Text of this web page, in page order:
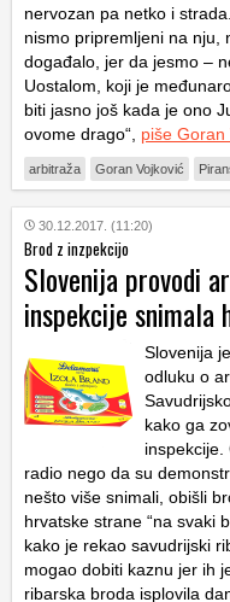
nervozan pa netko i
nismo pripremljeni na nju,
događalo, jer da jesmo –
Uostalom, koji je
biti jasno još kada je ono
ovome drago“, piše Goran
arbitraža Goran Vojković
30.12.2017. (11:20)
Brod z inzpekcijo
Slovenija provodi
inspekcije snimala
Slovenija
odluku o
kako ga
inspekcije.
radio nego da su
nešto više snimali, obišli
hrvatske strane “na svaki
kako je rekao savudrijski
mogao dobiti kaznu jer ih
ribarska broda isplovila